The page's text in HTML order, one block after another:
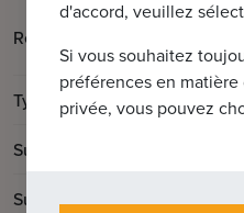
Référence
Type
Surface totale
Surface habitable
d'accord, veuillez
Si vous souhaitez
préférences en
privée, vous pouvez